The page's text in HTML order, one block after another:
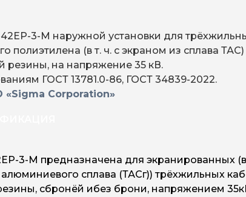
3-М наружной установки для
полиэтилена (в т. ч. с экраном из сплава
резины, на напряжение 35 кВ.
ГОСТ 13781.0-86, ГОСТ 34839-2022.
«Sigma Corporation»
3-М предназначена для экранированных
сплава (ТАСг)) трёхжильных
сбронёй ибез брони, напряжением